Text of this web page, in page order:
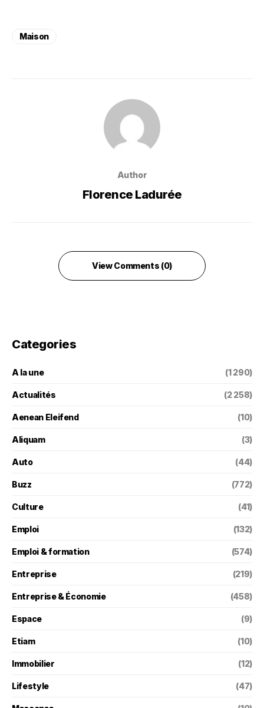
Maison
Author
Florence Ladurée
View Comments (0)
Categories
A la une (1 290)
Actualités (2 258)
Aenean Eleifend (10)
Aliquam (3)
Auto (44)
Buzz (772)
Culture (41)
Emploi (132)
Emploi & formation (574)
Entreprise (219)
Entreprise & Économie (458)
Espace (9)
Etiam (10)
Immobilier (12)
Lifestyle (47)